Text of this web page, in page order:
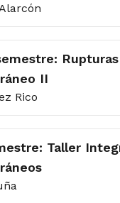
II
Rico
Taller